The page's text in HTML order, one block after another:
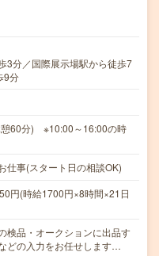
3分／国際展示場駅から徒歩7
9分
憩60分) ※10:00～16:00の時
仕事(スタート日の相談OK)
円(時給1700円×8時間×21日
検品・オークションに出品す
どの入力をお任せします…